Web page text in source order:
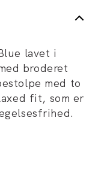
lavet i
broderet
med to
fit, som er